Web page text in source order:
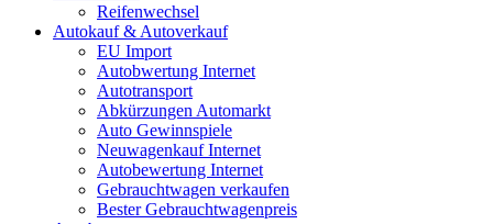
Reifenwechsel
Autokauf & Autoverkauf
EU Import
Autobwertung Internet
Autotransport
Abkürzungen Automarkt
Auto Gewinnspiele
Neuwagenkauf Internet
Autobewertung Internet
Gebrauchtwagen verkaufen
Bester Gebrauchtwagenpreis